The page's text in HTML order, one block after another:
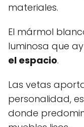
materiales.
El mármol
luminosa que
el espacio.
Las vetas
personalidad,
donde